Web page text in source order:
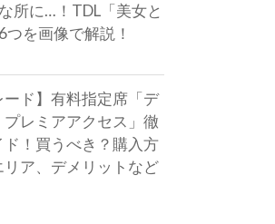
所に…！TDL「美女と
を画像で解説！
ード】有料指定席「デ
プレミアアクセス」徹
ド！買うべき？購入方
ア、デメリットなど